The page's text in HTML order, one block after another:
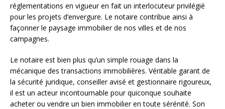
réglementations en vigueur en fait un interlocuteur privilégié
pour les projets d’envergure. Le notaire contribue ainsi à
façonner le paysage immobilier de nos villes et de nos
campagnes.
Le notaire est bien plus qu’un simple rouage dans la
mécanique des transactions immobilières. Véritable garant de
la sécurité juridique, conseiller avisé et gestionnaire rigoureux,
il est un acteur incontournable pour quiconque souhaite
acheter ou vendre un bien immobilier en toute sérénité. Son